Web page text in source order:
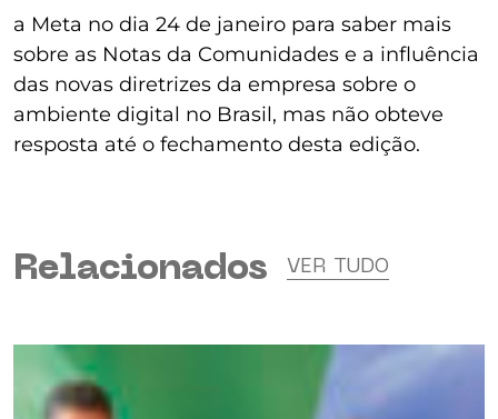
a Meta no dia 24 de janeiro para saber mais
sobre as Notas da Comunidades e a influência
das novas diretrizes da empresa sobre o
ambiente digital no Brasil, mas não obteve
resposta até o fechamento desta edição.
Relacionados VER TUDO